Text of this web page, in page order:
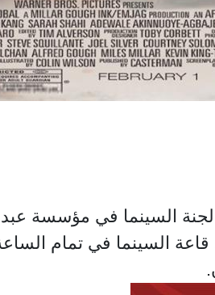
السينما في تمام